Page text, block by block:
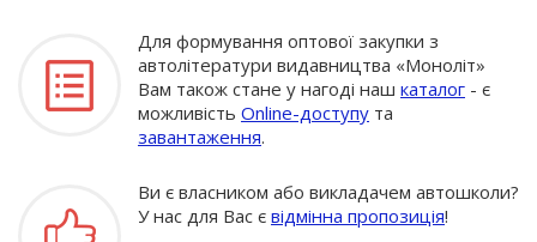
Для формування оптової закупки з
автолітератури видавництва «Моноліт»
Вам також стане у нагоді наш каталог - є
можливість Online-доступу та
завантаження.
Ви є власником або викладачем автошколи?
У нас для Вас є відмінна пропозиція!